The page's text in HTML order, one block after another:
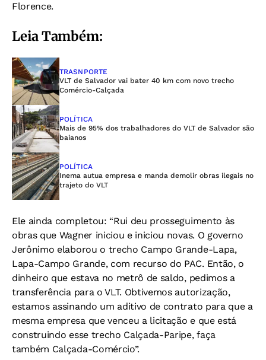
Florence.
Leia Também:
TRASNPORTE
VLT de Salvador vai bater 40 km com novo trecho
Comércio-Calçada
POLÍTICA
Mais de 95% dos trabalhadores do VLT de Salvador são
baianos
POLÍTICA
Inema autua empresa e manda demolir obras ilegais no
trajeto do VLT
Ele ainda completou: “Rui deu prosseguimento às
obras que Wagner iniciou e iniciou novas. O governo
Jerônimo elaborou o trecho Campo Grande-Lapa,
Lapa-Campo Grande, com recurso do PAC. Então, o
dinheiro que estava no metrô de saldo, pedimos a
transferência para o VLT. Obtivemos autorização,
estamos assinando um aditivo de contrato para que a
mesma empresa que venceu a licitação e que está
construindo esse trecho Calçada-Paripe, faça
também Calçada-Comércio”.